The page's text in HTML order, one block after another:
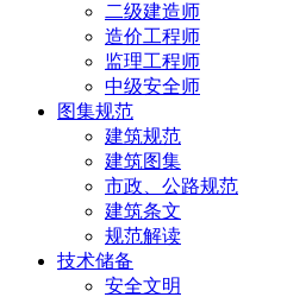
二级建造师
造价工程师
监理工程师
中级安全师
图集规范
建筑规范
建筑图集
市政、公路规范
建筑条文
规范解读
技术储备
安全文明